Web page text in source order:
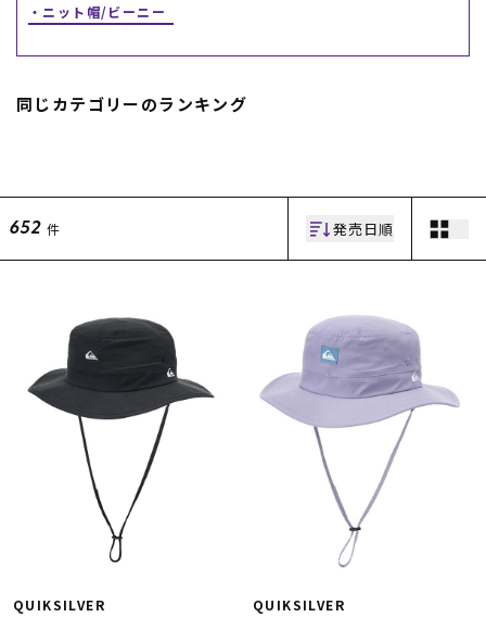
スノーTOP
ブランド一覧
特集一覧
RIDE LIFE MAGAZINE一
覧
スタッフスナップ
中古/アウトレット サー
中古/アウトレット スノ
ご利用ガイド
会員ランク
店頭受取サービス
ギフトラッピング
アフターサポート
下取り保証について
よくある質問
お問い合わせ
ニット帽/ビーニー
同じカテゴリーのランキング
652 件 発売日順
QUIKSILVER QUIKSILVER